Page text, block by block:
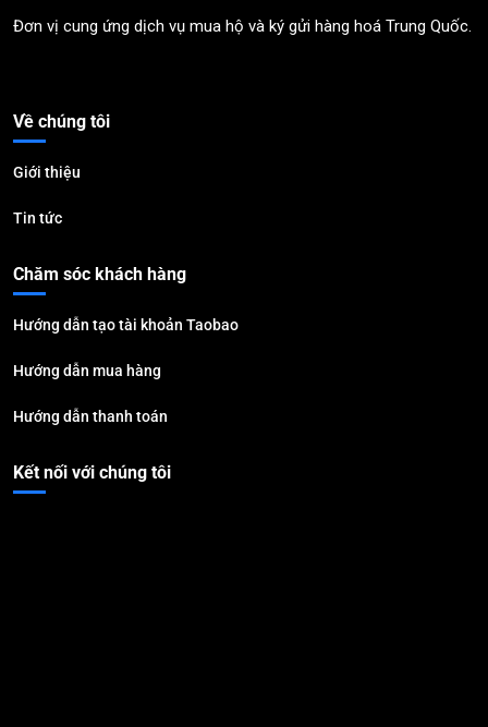
Đơn vị cung ứng dịch vụ mua hộ và ký gửi hàng hoá Trung Quốc.
Về chúng tôi
Giới thiệu
Tin tức
Chăm sóc khách hàng
Hướng dẫn tạo tài khoản Taobao
Hướng dẫn mua hàng
Hướng dẫn thanh toán
Kết nối với chúng tôi